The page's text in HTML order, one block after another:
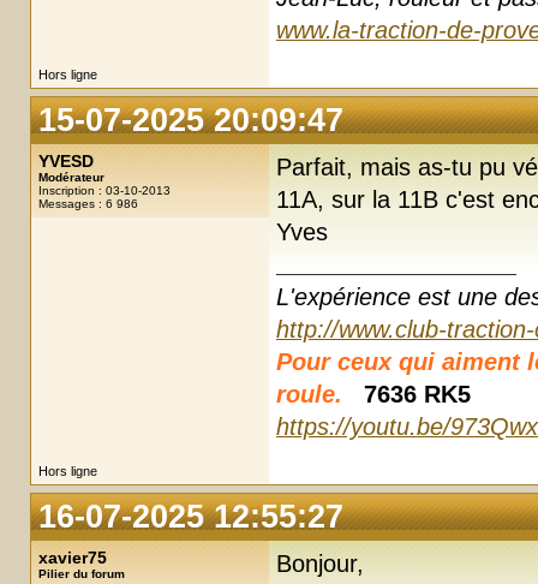
www.la-traction-de-
Hors ligne
15-07-2025 20:09:47
YVESD
Modérateur
Inscription : 03-10-2013
Messages : 6 986
Parfait, mais as-tu pu
11A, sur la 11B c'est
Yves
L'expérience est une
http://www.club-
Pour ceux qui aiment
roule.
7636 RK5
https://youtu.be/
Hors ligne
16-07-2025 12:55:27
xavier75
Pilier du forum Bonjour,